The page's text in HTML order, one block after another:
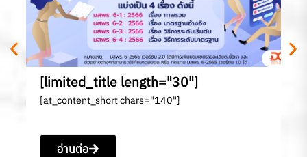
[limited_title length="30"]
[at_content_short chars="140"]
อ่านต่อ